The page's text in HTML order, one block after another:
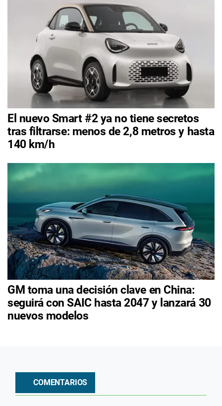
El nuevo Smart #2 ya no tiene secretos
tras filtrarse: menos de 2,8 metros y hasta
140 km/h
GM toma una decisión clave en China:
seguirá con SAIC hasta 2047 y lanzará 30
nuevos modelos
COMENTARIOS